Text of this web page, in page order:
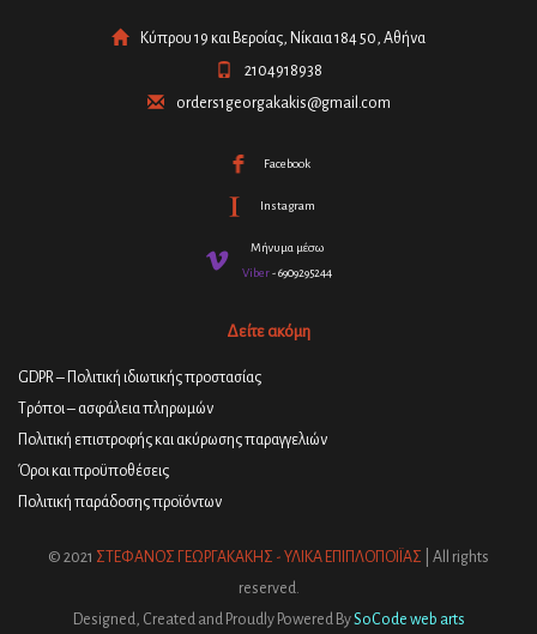
Κύπρου 19 και Βεροίας, Νίκαια 184 50, Αθήνα
2104918938
orders1georgakakis@gmail.com
Facebook
Instagram
Μήνυμα μέσω
Viber- 6909295244
Δείτε ακόμη
GDPR – Πολιτική ιδιωτικής προστασίας
Τρόποι – ασφάλεια πληρωμών
Πολιτική επιστροφής και ακύρωσης παραγγελιών
Όροι και προϋποθέσεις
Πολιτική παράδοσης προϊόντων
© 2021 ΣΤΕΦΑΝΟΣ ΓΕΩΡΓΑΚΑΚΗΣ - ΥΛΙΚΑ ΕΠΙΠΛΟΠΟΙΪΑΣ | All rights
reserved.
Designed, Created and Proudly Powered BySoCode web arts